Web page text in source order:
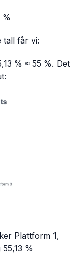
%
tall får vi:
% ≈ 55 %. Det
Plattform 1,
%